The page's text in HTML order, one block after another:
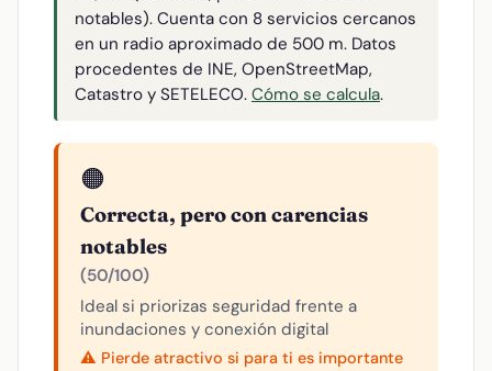
notables). Cuenta con 8 servicios cercanos
en un radio aproximado de 500 m. Datos
procedentes de INE, OpenStreetMap,
Catastro y SETELECO. Cómo se calcula.
🟠
Correcta, pero con carencias
notables
(50/100)
Ideal si priorizas seguridad frente a
inundaciones y conexión digital
⚠️ Pierde atractivo si para ti es importante